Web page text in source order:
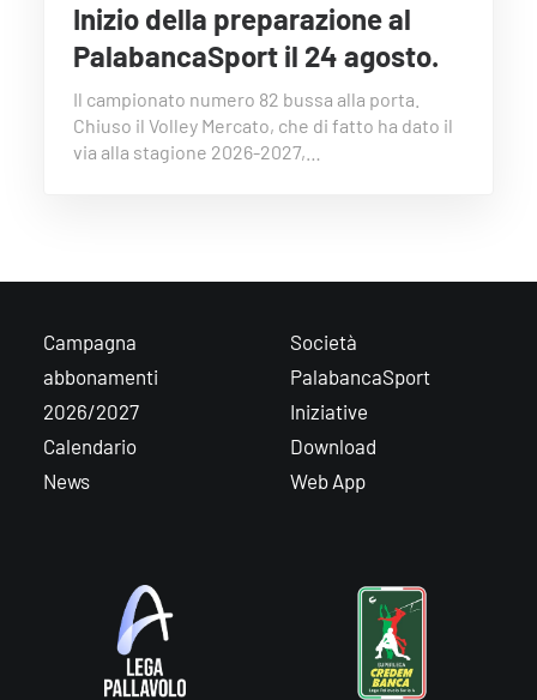
Inizio della preparazione al
PalabancaSport il 24 agosto.
Il campionato numero 82 bussa alla porta.
Chiuso il Volley Mercato, che di fatto ha dato il
via alla stagione 2026-2027,…
Campagna
abbonamenti
2026/2027
Calendario
News
Società
PalabancaSport
Iniziative
Download
Web App